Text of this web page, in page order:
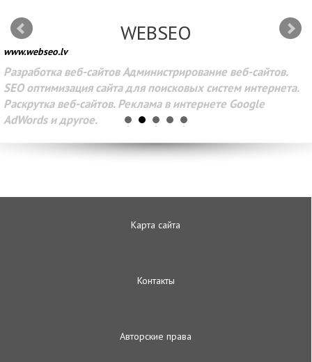
WEBSEO
www.webseo.lv
Разработка веб-сайтов Администрирование веб-сайтов.
SEO оптимизация сайта для поисковых систем интернета.
Раскрутка веб-сайтов. Реклама в интернете Google
AdWords и другое.
Карта сайта
Контакты
Авторские права